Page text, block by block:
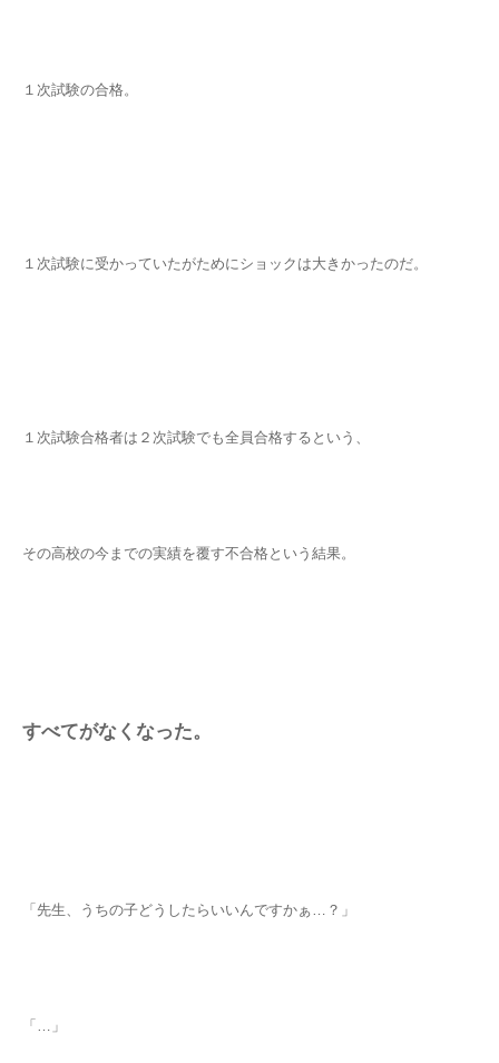
１次試験の合格。
１次試験に受かっていたがためにショックは大きかったのだ。
１次試験合格者は２次試験でも全員合格するという、
その高校の今までの実績を覆す不合格という結果。
すべてがなくなった。
「先生、うちの子どうしたらいいんですかぁ…？」
「…」